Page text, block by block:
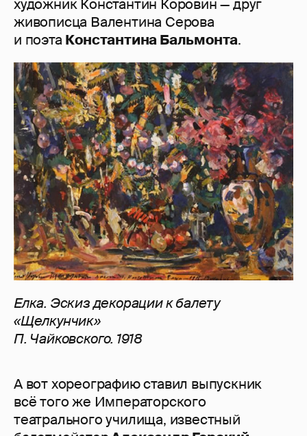
художник Константин Коровин — друг
живописца Валентина Серова
и поэта Константина Бальмонта.
Елка. Эскиз декорации к балету
«Щелкунчик»
П. Чайковского. 1918
А вот хореографию ставил выпускник
всё того же Императорского
театрального училища, известный